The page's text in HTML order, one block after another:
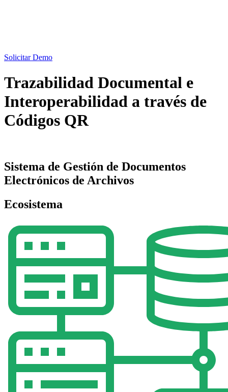
Solicitar Demo
Trazabilidad Documental e
Interoperabilidad a través de
Códigos QR
Sistema de Gestión de Documentos
Electrónicos de Archivos
Ecosistema